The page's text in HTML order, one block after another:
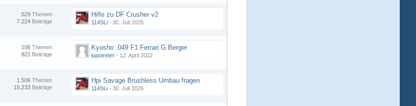
Themen
529
Beiträge
7.224
Hilfe zu DF Crusher v2
114SLi - 30. Juli 2026
Themen
106
Beiträge
821
Kyosho .049 F1 Ferrari G Berger
lupotreter - 12. April 2022
Themen
1.506
Beiträge
15.233
Hpi Savage Brushless Umbau fragen
114SLi - 30. Juli 2026